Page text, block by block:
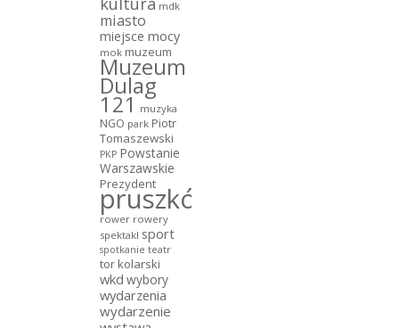
mdk
miasto
miejsce mocy
mok muzeum
Muzeum
Dulag
121 muzyka
NGO park Piotr
Tomaszewski
PKP Powstanie
Warszawskie
Prezydent
pruszków
rower rowery
spektakl sport
spotkanie teatr
tor kolarski
wkd wybory
wydarzenia
wydarzenie